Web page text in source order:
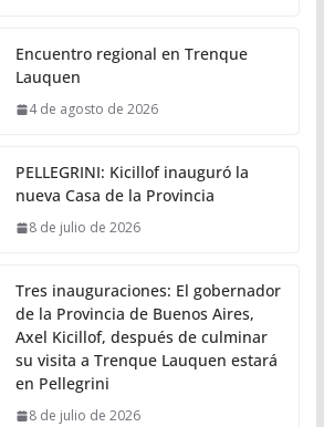
Encuentro regional en Trenque
Lauquen
4 de agosto de 2026
PELLEGRINI: Kicillof inauguró la
nueva Casa de la Provincia
8 de julio de 2026
Tres inauguraciones: El gobernador
de la Provincia de Buenos Aires,
Axel Kicillof, después de culminar
su visita a Trenque Lauquen estará
en Pellegrini
8 de julio de 2026